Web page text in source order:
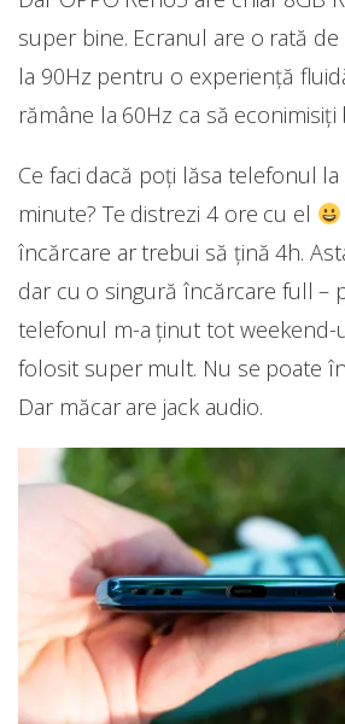
super bine. Ecranul are o rată
la 90Hz pentru o experiență
rămâne la 60Hz ca să econimisiți
Ce faci dacă poți lăsa telefonul
minute? Te distrezi 4 ore cu el
încărcare ar trebui să țină 4h.
dar cu o singură încărcare full –
telefonul m-a ținut tot weekend-
folosit super mult. Nu se poate
Dar măcar are jack audio.